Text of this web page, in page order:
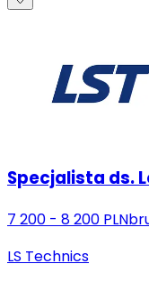
Specjalista ds.
7 200 - 8 200 PLN
LS Technics